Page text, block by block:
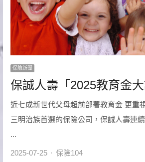
保險新聞
保誠人壽「2025教育金
近七成新世代父母超前部署教育金 更重
三明治族首選的保險公司，保誠人壽連
...
2025-07-25 Author
保險104